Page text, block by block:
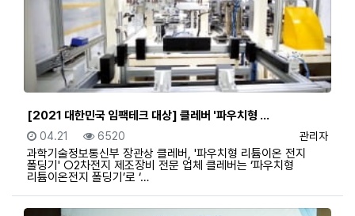
[2021 대한민국 임팩테크 대상] 클레버 '파우치형 …
등록자
관리자
등록일
04.21 조회
6520
과학기술정보통신부 장관상 클레버, '파우치형 리튬이온 전지
폴딩기' ○2차전지 제조장비 전문 업체 클레버는 ‘파우치형
리튬이온전지 폴딩기’로 ‘…